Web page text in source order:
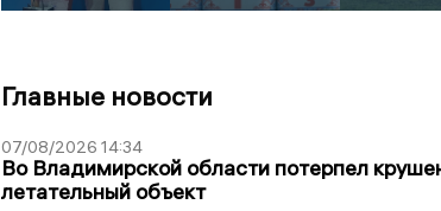
Главные новости
07/08/2026 14:34
Во Владимирской области потерпел
летательный объект